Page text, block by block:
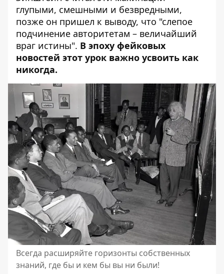
глупыми, смешными и безвредными,
позже он пришел к выводу, что "слепое
подчинение авторитетам – величайший
враг истины". В эпоху фейковых
новостей этот урок важно усвоить как
никогда.
Всегда расширяйте горизонты собственных
знаний, где бы и кем бы вы ни были!